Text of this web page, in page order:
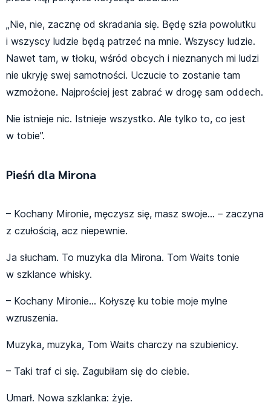
„Nie, nie, zacznę od skradania się. Będę szła powolutku
i wszyscy ludzie będą patrzeć na mnie. Wszyscy ludzie.
Nawet tam, w tłoku, wśród obcych i nieznanych mi ludzi
nie ukryję swej samotności. Uczucie to zostanie tam
wzmożone. Najprościej jest zabrać w drogę sam oddech.
Nie istnieje nic. Istnieje wszystko. Ale tylko to, co jest
w tobie”.
Pieśń dla Mirona
– Kochany Mironie, męczysz się, masz swoje… – zaczyna
z czułością, acz niepewnie.
Ja słucham. To muzyka dla Mirona. Tom Waits tonie
w szklance whisky.
– Kochany Mironie… Kołyszę ku tobie moje mylne
wzruszenia.
Muzyka, muzyka, Tom Waits charczy na szubienicy.
– Taki traf ci się. Zagubiłam się do ciebie.
Umarł. Nowa szklanka: żyje.